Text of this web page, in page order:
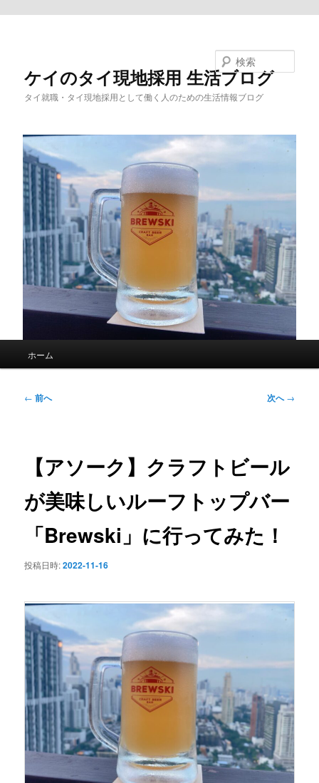
ケイのタイ現地採用 生活ブログ
タイ就職・タイ現地採用として働く人のための生活情報ブログ
ホーム
投
ョ
ン
← 前へ 次へ→
【アソーク】クラフトビール
が美味しいルーフトップバー
「Brewski」に行ってみた！
投稿日時:2022-11-16